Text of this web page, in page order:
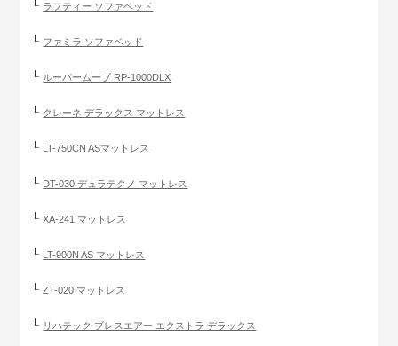
ラフティー ソファベッド
ファミラ ソファベッド
ルーパームーブ RP-1000DLX
クレーネ デラックス マットレス
LT-750CN ASマットレス
DT-030 デュラテクノ マットレス
XA-241 マットレス
LT-900N AS マットレス
ZT-020 マットレス
リハテック ブレスエアー エクストラ デラックス